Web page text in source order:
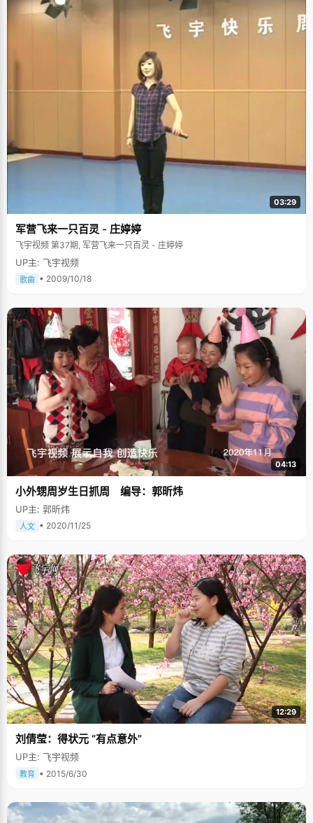
03:29
军营飞来一只百灵 - 庄婷婷
飞宇视频 第37期, 军营飞来一只百灵 - 庄婷婷
UP主: 飞宇视频
歌曲 • 2009/10/18
04:13
小外甥周岁生日抓周 编导：郭昕炜
UP主: 郭昕炜
人文 • 2020/11/25
12:29
刘倩莹：得状元 “有点意外”
UP主: 飞宇视频
教育 • 2015/6/30